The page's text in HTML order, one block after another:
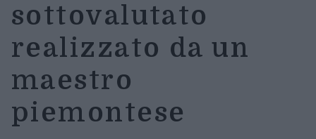
sottovalutato
realizzato da un
maestro
piemontese